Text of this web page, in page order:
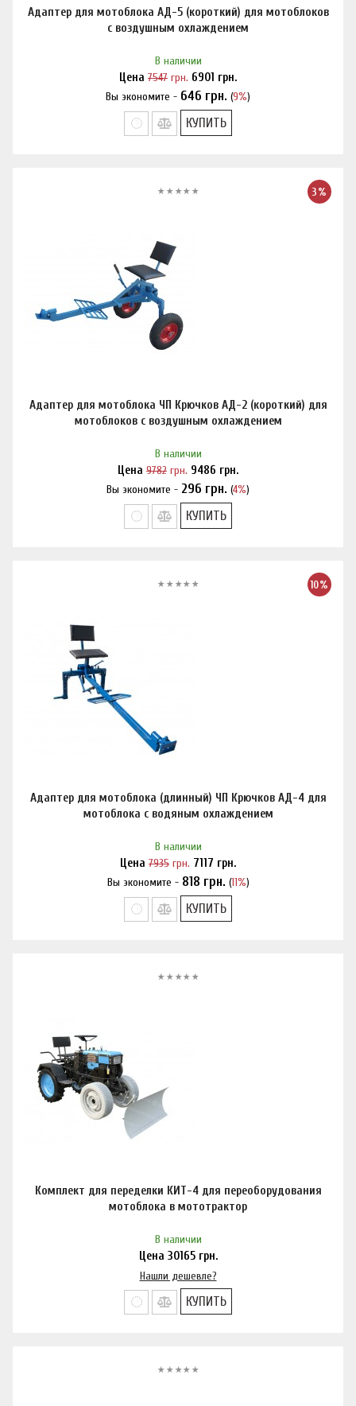
Адаптер для мотоблока АД-5 (короткий) для мотоблоков
с воздушным охлаждением
В наличии
Цена 7547 грн. 6901 грн.
Вы экономите - 646 грн. (9%)
Нашли дешевле?
КУПИТЬ
3%
Адаптер для мотоблока ЧП Крючков АД-2 (короткий) для
мотоблоков с воздушным охлаждением
В наличии
Цена 9782 грн. 9486 грн.
Вы экономите - 296 грн. (4%)
Нашли дешевле?
КУПИТЬ
10%
Адаптер для мотоблока (длинный) ЧП Крючков АД-4 для
мотоблока с водяным охлаждением
В наличии
Цена 7935 грн. 7117 грн.
Вы экономите - 818 грн. (11%)
Нашли дешевле?
КУПИТЬ
Комплект для переделки КИТ-4 для переоборудования
мотоблока в мототрактор
В наличии
Цена 30165грн.
Нашли дешевле?
КУПИТЬ